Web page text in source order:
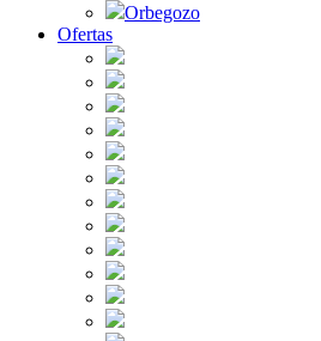
Orbegozo
Ofertas